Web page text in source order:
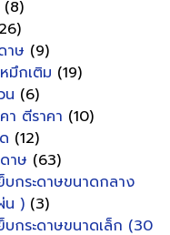
(8)
าษ (9)
มึกเติม (19)
น (6)
า ตีราคา (10)
(12)
าษ (63)
บกระดาษขนาดกลาง
น ) (3)
บกระดาษขนาดเล็ก (30